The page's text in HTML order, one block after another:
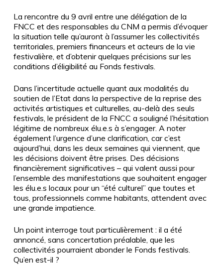
La rencontre du 9 avril entre une délégation de la
FNCC et des responsables du CNM a permis d’évoquer
la situation telle qu’auront à l’assumer les collectivités
territoriales, premiers financeurs et acteurs de la vie
festivalière, et d’obtenir quelques précisions sur les
conditions d’éligibilité au Fonds festivals.
Dans l’incertitude actuelle quant aux modalités du
soutien de l’Etat dans la perspective de la reprise des
activités artistiques et culturelles, au-delà des seuls
festivals, le président de la FNCC a souligné l’hésitation
légitime de nombreux élu.e.s à s’engager. A noter
également l’urgence d’une clarification, car c’est
aujourd’hui, dans les deux semaines qui viennent, que
les décisions doivent être prises. Des décisions
financièrement significatives – qui valent aussi pour
l’ensemble des manifestations que souhaitent engager
les élu.e.s locaux pour un “été culturel” que toutes et
tous, professionnels comme habitants, attendent avec
une grande impatience.
Un point interroge tout particulièrement : il a été
annoncé, sans concertation préalable, que les
collectivités pourraient abonder le Fonds festivals.
Qu’en est-il ?